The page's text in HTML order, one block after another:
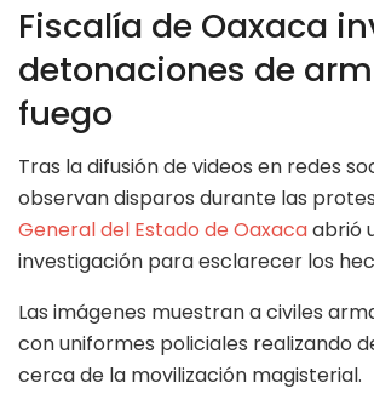
Fiscalía de Oaxaca
detonaciones de
fuego
Tras la difusión de videos en redes
observan disparos durante las
General del Estado de Oaxacaabrió
investigación para esclarecer los
Las imágenes muestran a civiles
con uniformes policiales realizando
cerca de la movilización magisterial.